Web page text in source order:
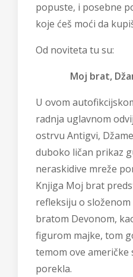
popuste, i posebne
koje ćeš moći da
Od noviteta tu su:
Moj brat,
U ovom
radnja uglavnom
ostrvu Antigvi,
duboko ličan prikaz
neraskidive mreže
Knjiga Moj brat
refleksiju o
bratom Devonom,
figurom majke, tom
temom ove
porekla.